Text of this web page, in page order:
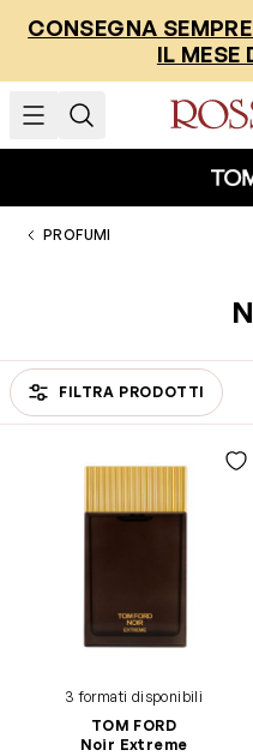
CONSEGNA
IL MESE
PROFUMI
FILTRA PRODOTTI
Passa all'elenco
3 formati disponibili
TOM FORD
Noir Extreme